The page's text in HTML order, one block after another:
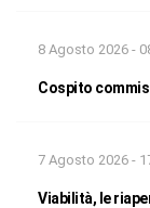
8 Agosto 2026 -
Cospito
7 Agosto 2026 -
Viabilità, le